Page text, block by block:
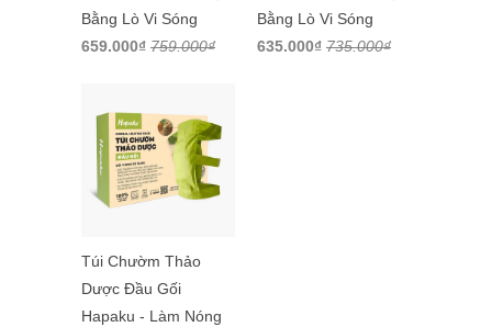
Bằng Lò Vi Sóng
659.000₫ 759.000₫
Bằng Lò Vi Sóng
635.000₫ 735.000₫
Túi Chườm Thảo
Dược Đầu Gối
Hapaku - Làm Nóng